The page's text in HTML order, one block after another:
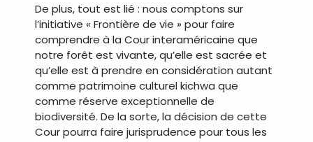
De plus, tout est lié : nous comptons sur
l’initiative « Frontière de vie » pour faire
comprendre à la Cour interaméricaine que
notre forêt est vivante, qu’elle est sacrée et
qu’elle est à prendre en considération autant
comme patrimoine culturel kichwa que
comme réserve exceptionnelle de
biodiversité. De la sorte, la décision de cette
Cour pourra faire jurisprudence pour tous les